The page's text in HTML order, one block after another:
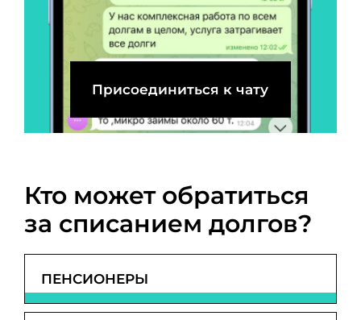
Присоединиться к чату
Кто может обратиться
за списанием долгов?
ПЕНСИОНЕРЫ